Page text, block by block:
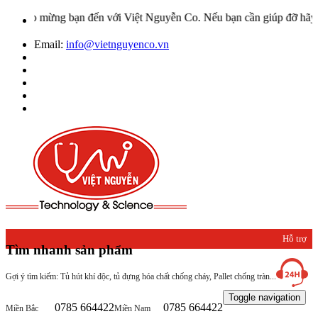
mừng bạn đến với Việt Nguyễn Co. Nếu bạn cần giúp đỡ hãy
Email: info@vietnguyenco.vn
Tìm nhanh sản phẩm
Gợi ý tìm kiếm: Tủ hút khí độc, tủ đựng hóa chất chống cháy, Pallet chống tràn...
Hỗ trợ
khách
hàng
Miền Bắc 0785 664422Miền Nam 0785 664422
Toggle navigation